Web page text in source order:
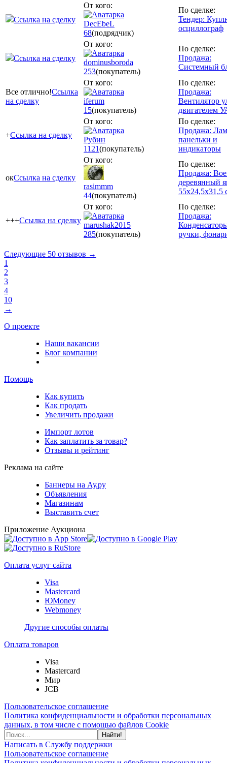
Ссылка на сделку
От кого:
DecEbeL
68(подрядчик)
По сделке:
Тендер:
осциллограф
Ссылка на сделку
От кого:
dominusboroda
253(покупатель)
По сделке:
Продажа:
Системный
Все отлично!Ссылка
на сделку
От кого:
iferum
15(покупатель)
По сделке:
Продажа:
Вентилятор
двигателем
+Ссылка на сделку
От кого:
Рубин
1121(покупатель)
По сделке:
Продажа:
панельки и
индикаторы
окСсылка на сделку
От кого:
rasimmm
44(покупатель)
По сделке:
Продажа:
деревянный
55х24,5х31,5
+++Ссылка на сделку
От кого:
marushak2015
285(покупатель)
По сделке:
Продажа:
ручки,
Следующие 50 отзывов →
1
2
3
4
10
→
О проекте
Наши вакансии
Блог компании
Помощь
Как купить
Как продать
Увеличить продажи
Импорт лотов
Как заплатить за товар?
Отзывы и рейтинг
Реклама на сайте
Баннеры на Ау.ру
Объявления
Магазинам
Выставить счет
Приложение Аукциона
Оплата услуг сайта
Visa
Mastercard
ЮMoney
Webmoney
Другие способы оплаты
Оплата товаров
Visa
Mastercard
Мир
JCB
Пользовательское соглашение
Политика конфиденциальности и обработки персональных
данных, в том числе с помощью файлов Cookie
Найти!
Написать в Службу поддержки
Пользовательское соглашение